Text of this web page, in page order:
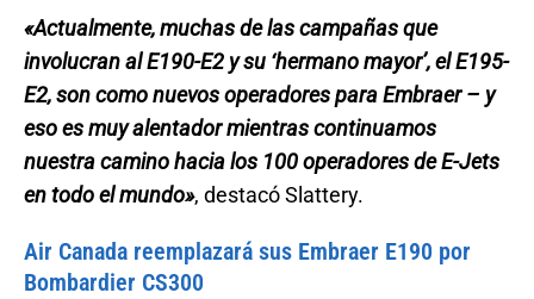
«Actualmente, muchas de las campañas que
involucran al E190-E2 y su ‘hermano mayor’, el E195-
E2, son como nuevos operadores para Embraer – y
eso es muy alentador mientras continuamos
nuestra camino hacia los 100 operadores de E-Jets
en todo el mundo», destacó Slattery.
Air Canada reemplazará sus Embraer E190 por
Bombardier CS300